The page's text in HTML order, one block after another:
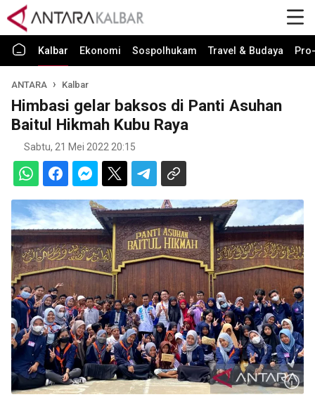
Kalbar Ekonomi Sospolhukam Travel & Budaya
ANTARA Kalbar
Himbasi gelar baksos di Panti Asuhan
Baitul Hikmah Kubu Raya
Sabtu, 21 Mei 2022 20:15